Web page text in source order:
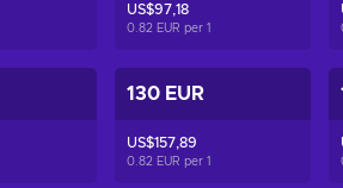
US$97,18
0.82 EUR per 1
130 EUR
US$157,89
0.82 EUR per 1